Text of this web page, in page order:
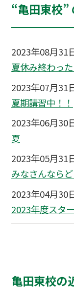
“亀田東校”
2023年08月31
夏休み終わった
2023年07月31
夏期講習中！！
2023年06月30
夏
2023年05月31
みなさんなら
2023年04月30
2023年度スタ
亀田東校の